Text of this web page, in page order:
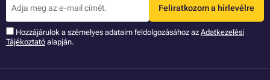
Feliratkozom a hírlevélre
Hozzájárulok a szémelyes adataim feldolgozásához az Adatkezelési
Tájékoztató alapján.